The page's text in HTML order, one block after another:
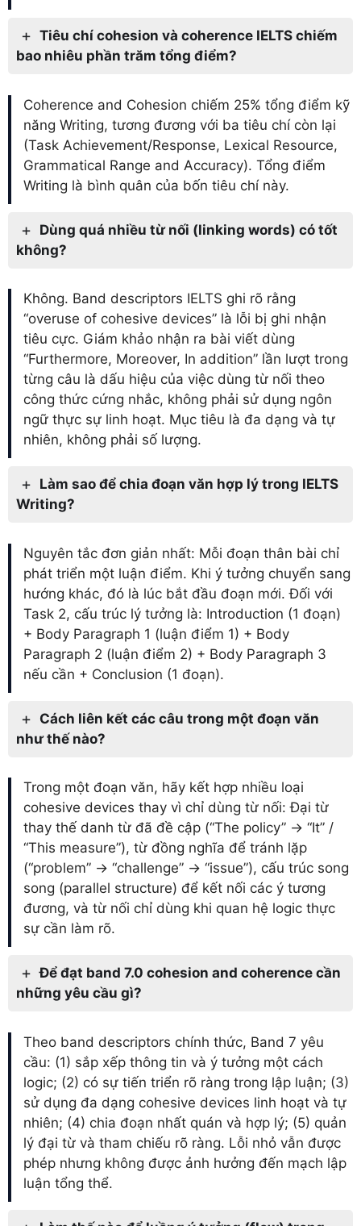
Tiêu chí cohesion và coherence IELTS chiếm
bao nhiêu phần trăm tổng điểm?
Coherence and Cohesion chiếm 25% tổng điểm kỹ
năng Writing, tương đương với ba tiêu chí còn lại
(Task Achievement/Response, Lexical Resource,
Grammatical Range and Accuracy). Tổng điểm
Writing là bình quân của bốn tiêu chí này.
Dùng quá nhiều từ nối (linking words) có tốt
không?
Không. Band descriptors IELTS ghi rõ rằng
“overuse of cohesive devices” là lỗi bị ghi nhận
tiêu cực. Giám khảo nhận ra bài viết dùng
“Furthermore, Moreover, In addition” lần lượt trong
từng câu là dấu hiệu của việc dùng từ nối theo
công thức cứng nhắc, không phải sử dụng ngôn
ngữ thực sự linh hoạt. Mục tiêu là đa dạng và tự
nhiên, không phải số lượng.
Làm sao để chia đoạn văn hợp lý trong IELTS
Writing?
Nguyên tắc đơn giản nhất: Mỗi đoạn thân bài chỉ
phát triển một luận điểm. Khi ý tưởng chuyển sang
hướng khác, đó là lúc bắt đầu đoạn mới. Đối với
Task 2, cấu trúc lý tưởng là: Introduction (1 đoạn)
+ Body Paragraph 1 (luận điểm 1) + Body
Paragraph 2 (luận điểm 2) + Body Paragraph 3
nếu cần + Conclusion (1 đoạn).
Cách liên kết các câu trong một đoạn văn
như thế nào?
Trong một đoạn văn, hãy kết hợp nhiều loại
cohesive devices thay vì chỉ dùng từ nối: Đại từ
thay thế danh từ đã đề cập (“The policy” → “It” /
“This measure”), từ đồng nghĩa để tránh lặp
(“problem” → “challenge” → “issue”), cấu trúc song
song (parallel structure) để kết nối các ý tương
đương, và từ nối chỉ dùng khi quan hệ logic thực
sự cần làm rõ.
Để đạt band 7.0 cohesion and coherence cần
những yêu cầu gì?
Theo band descriptors chính thức, Band 7 yêu
cầu: (1) sắp xếp thông tin và ý tưởng một cách
logic; (2) có sự tiến triển rõ ràng trong lập luận; (3)
sử dụng đa dạng cohesive devices linh hoạt và tự
nhiên; (4) chia đoạn nhất quán và hợp lý; (5) quản
lý đại từ và tham chiếu rõ ràng. Lỗi nhỏ vẫn được
phép nhưng không được ảnh hưởng đến mạch lập
luận tổng thể.